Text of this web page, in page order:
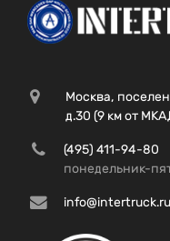
Москва,
д.30 (9 км от
(495) 411-94-80
понедельник-
info@intertruck.ru